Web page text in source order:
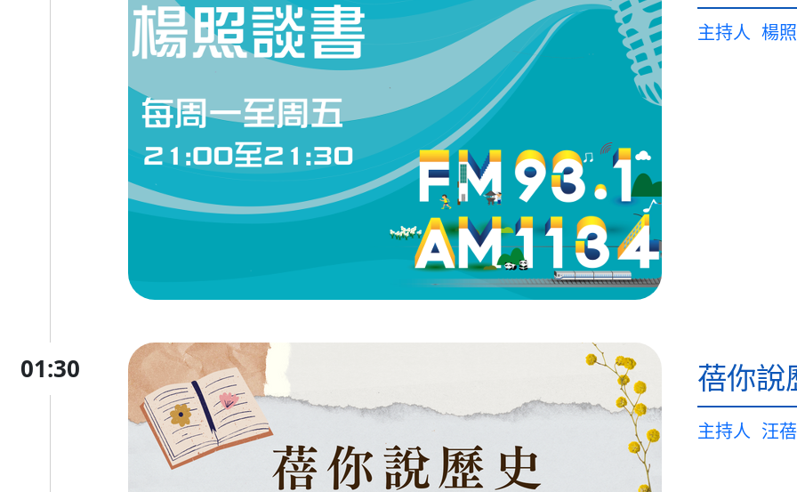
主持人 楊照
01:30 蓓你說
主持人 汪蓓